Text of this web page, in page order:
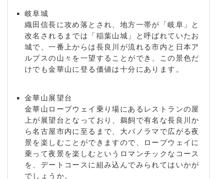
加納水野町 / 加納南広江町 / 加納村松町 / 加納柳町 /
加納矢場町 / 加納竜興町 / 蕪城町 / 上芥見 / 上大久和
町 / 上太田町 / 上加納山 / 上川手 / 上城田寺中 / 上城
田寺西 / 上城田寺東 / 上城田寺南 / 上西郷 / 上材木町
/ 上尻毛 / 上尻毛八幡 / 上尻毛日吉 / 上新町 / 上竹町
/ 上竹屋町 / 上茶屋町 / 上土居 / 神室町 / 萱場北町 /
川部 / 神田町 / 祇園 / 菊井町 / 菊水町 / 菊地町 / 如月
町 / 北一色 / 北鶉 / 北柿ケ瀬 / 北島 / 北野阿原 / 北野
西山 / 北野東 / 北野西 / 北野南 / 北野北 / 北野町 / 北
八ツ寺町 / 北山 / 木田 / 城田寺 / 木造町 / 祈年町 / 木
ノ下町 / 木ノ本町 / 京町 / 玉姓町 / 清住町 / 切通 / 金
華町 / 金宝町 / 金竜町 / 楠町 / 久保見町 / 熊野町 / 雲
井町 / 蔵前 / 栗矢田町 / 黒野 / 黒野南 / 啓運町 / 光栄
町 / 高岩町 / 光樹町 / 河渡 / 幸ノ町 / 光明町 / 向陽町
岐阜城
織田信長に攻め落とされ、地方一帯が「岐阜」と
改名されるまでは「稲葉山城」と呼ばれていたお
城で、一番上からは長良川が流れる市内と日本ア
ルプスの山々を一望することができ、この景色だ
けでも金華山に登る価値は十分にあります。
金華山展望台
金華山ロープウェイ乗り場にあるレストランの屋
上が展望台となっており、鵜飼で有名な長良川か
ら名古屋市内に至るまで、大パノラマで広がる夜
景を楽しむことができますので、ロープウェイに
乗って夜景を楽しむというロマンチックなコース
を、デートコースに組み込んでみられてはいかが
でしょうか。